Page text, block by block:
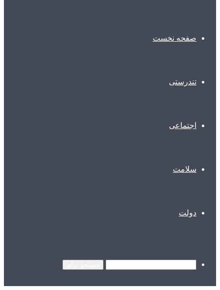
صفحه نخست
تندرستی
اجتماعی
سلامت
دولت